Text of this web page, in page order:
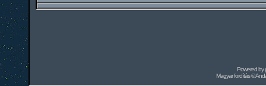
Powered by
Magyar fordítás ©